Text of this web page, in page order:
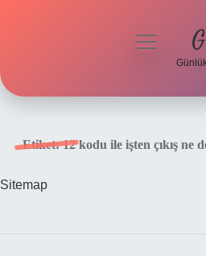
menüyü
Etiket:12 kodu ile işten çıkış ne
Sitemap